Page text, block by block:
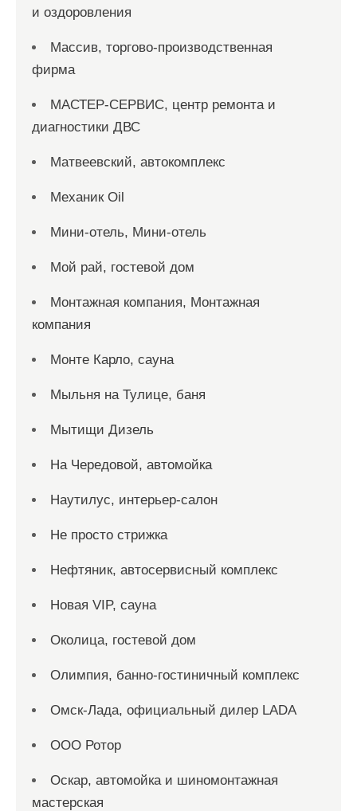
и оздоровления
Массив, торгово-производственная
фирма
МАСТЕР-СЕРВИС, центр ремонта и
диагностики ДВС
Матвеевский, автокомплекс
Механик Oil
Мини-отель, Мини-отель
Мой рай, гостевой дом
Монтажная компания, Монтажная
компания
Монте Карло, сауна
Мыльня на Тулице, баня
Мытищи Дизель
На Чередовой, автомойка
Наутилус, интерьер-салон
Не просто стрижка
Нефтяник, автосервисный комплекс
Новая VIP, сауна
Околица, гостевой дом
Олимпия, банно-гостиничный комплекс
Омск-Лада, официальный дилер LADA
ООО Ротор
Оскар, автомойка и шиномонтажная
мастерская